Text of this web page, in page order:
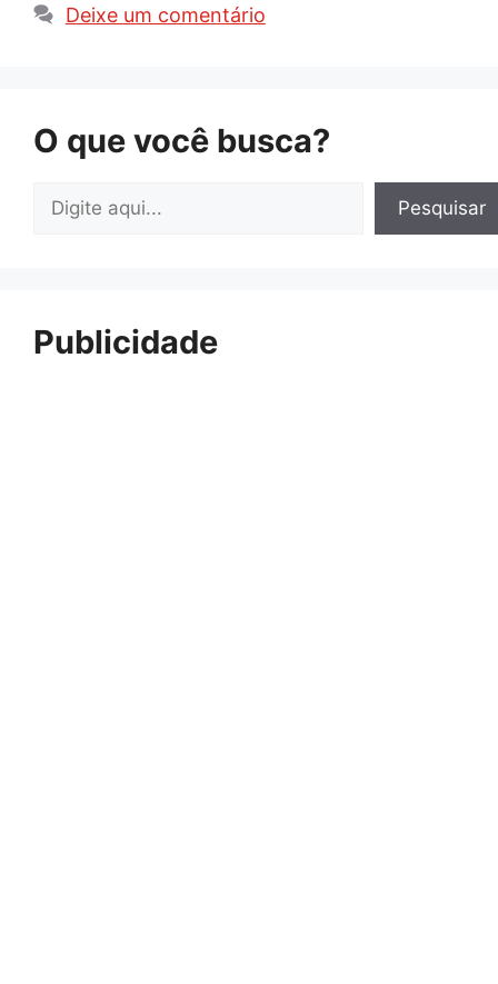
Deixe um comentário
O que você busca?
Pesquisar Pesquisar
Publicidade